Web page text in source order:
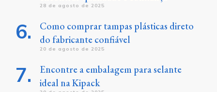
28 de agosto de 2025
Como comprar tampas plásticas direto
do fabricante confiável
20 de agosto de 2025
Encontre a embalagem para selante
ideal na Kipack